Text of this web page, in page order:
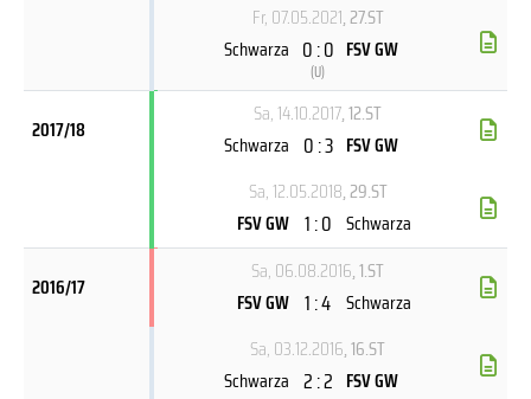
Fr, 07.05.2021, 27.ST
Schwarza 0 : 0
(U)
FSV GW
2017/18
Sa, 14.10.2017, 12.ST
Schwarza 0 : 3 FSV GW
Sa, 12.05.2018, 29.ST
FSV GW 1 : 0 Schwarza
2016/17
Sa, 06.08.2016, 1.ST
FSV GW 1 : 4 Schwarza
Sa, 03.12.2016, 16.ST
Schwarza 2 : 2 FSV GW